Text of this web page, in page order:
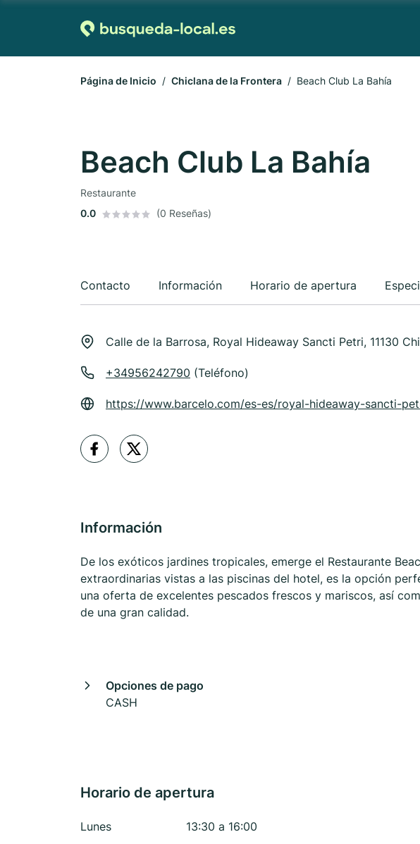
Página de Inicio Chiclana de la Frontera Beach Club La Bahía
Beach Club La Bahía
Restaurante
0.0
(0 Reseñas)
Contacto Información Horario de apertura
Calle de la Barrosa, Royal Hideaway Sancti Petri, 11130
+34956242790 (Teléfono)
https://www.barcelo.com/es-es/royal-hideaway-sancti-
Información
De los exóticos jardines tropicales, emerge el Restaurante
extraordinarias vistas a las piscinas del hotel, es la opción
una oferta de excelentes pescados frescos y mariscos, así
de una gran calidad.
Opciones de pago
CASH
Horario de apertura
Lunes
13:30 a 16:00